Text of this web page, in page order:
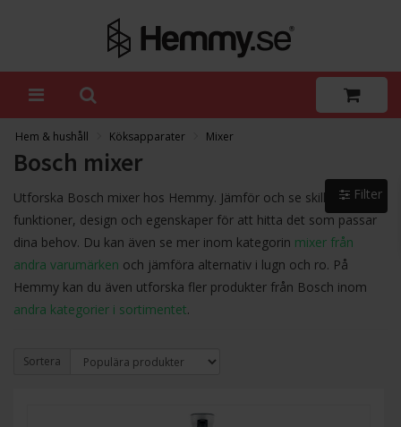
Hem & hushåll Köksapparater Mixer
Bosch mixer
Utforska Bosch mixer hos Hemmy. Jämför och se skillnader i
funktioner, design och egenskaper för att hitta det som passar
dina behov. Du kan även se mer inom kategorin mixer från
andra varumärken och jämföra alternativ i lugn och ro. På
Hemmy kan du även utforska fler produkter från Bosch inom
andra kategorier i sortimentet.
Sortera
Filter